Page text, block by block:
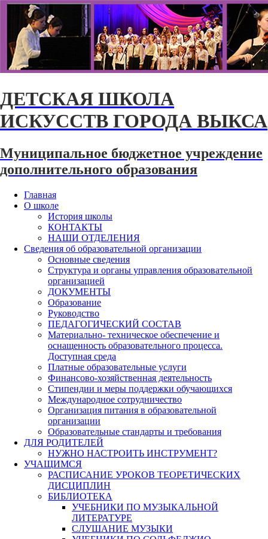
ДЕТСКАЯ ШКОЛА
ИСКУССТВ ГОРОДА ВЫКСА
Муниципальное бюджетное учреждение
дополнительного образования
Главная
О школе
История школы
КОНТАКТЫ
НАШИ ОТДЕЛЕНИЯ
Сведения об образовательной организации
Основные сведения
Структура и органы управления образовательной
организацией
ДОКУМЕНТЫ
Образование
Руководство
ПЕДАГОГИЧЕСКИЙ СОСТАВ
Материально- техническое обеспечение и
оснащенность образовательного процесса.
Доступная среда
Платные образовательные услуги
Финансово-хозяйственная деятельность
Стипендии и меры поддержки обучающихся
Международное сотрудничество
Организация питания в образовательной
организации
Образовательные стандарты и требования
ДЛЯ РОДИТЕЛЕЙ
НУЖНО НАСТРОИТЬ ИНСТРУМЕНТ?
УЧАЩИМСЯ
РАСПИСАНИЕ УРОКОВ ТЕОРЕТИЧЕСКИХ
ДИСЦИПЛИН
БИБЛИОТЕКА
УЧЕБНИКИ ПО МУЗЫКАЛЬНОЙ
ЛИТЕРАТУРЕ
СЛУШАНИЕ МУЗЫКИ